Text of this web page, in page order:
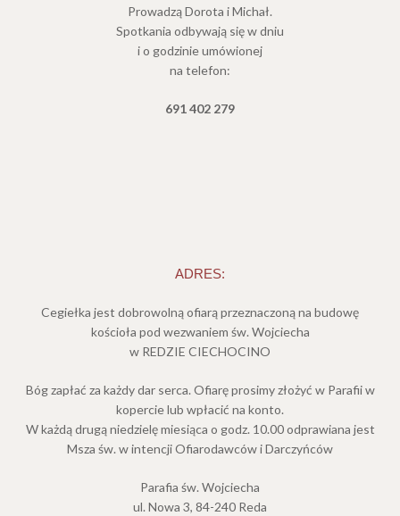
Prowadzą Dorota i Michał.
Spotkania odbywają się w dniu
i o godzinie umówionej
na telefon:
691 402 279
ADRES:
Cegiełka jest dobrowolną ofiarą przeznaczoną na budowę
kościoła pod wezwaniem św. Wojciecha
w REDZIE CIECHOCINO
Bóg zapłać za każdy dar serca. Ofiarę prosimy złożyć w Parafii w
kopercie lub wpłacić na konto.
W każdą drugą niedzielę miesiąca o godz. 10.00 odprawiana jest
Msza św. w intencji Ofiarodawców i Darczyńców
Parafia św. Wojciecha
ul. Nowa 3, 84-240 Reda